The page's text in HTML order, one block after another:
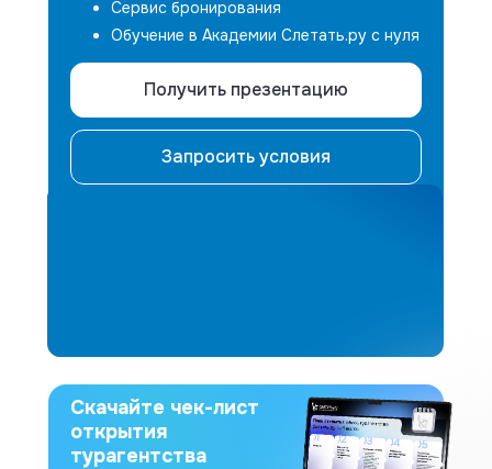
Сервис бронирования
Обучение в Академии Слетать.ру с нуля
Запросить условия
Получить презентацию
Скачайте чек-лист
открытия
турагентства